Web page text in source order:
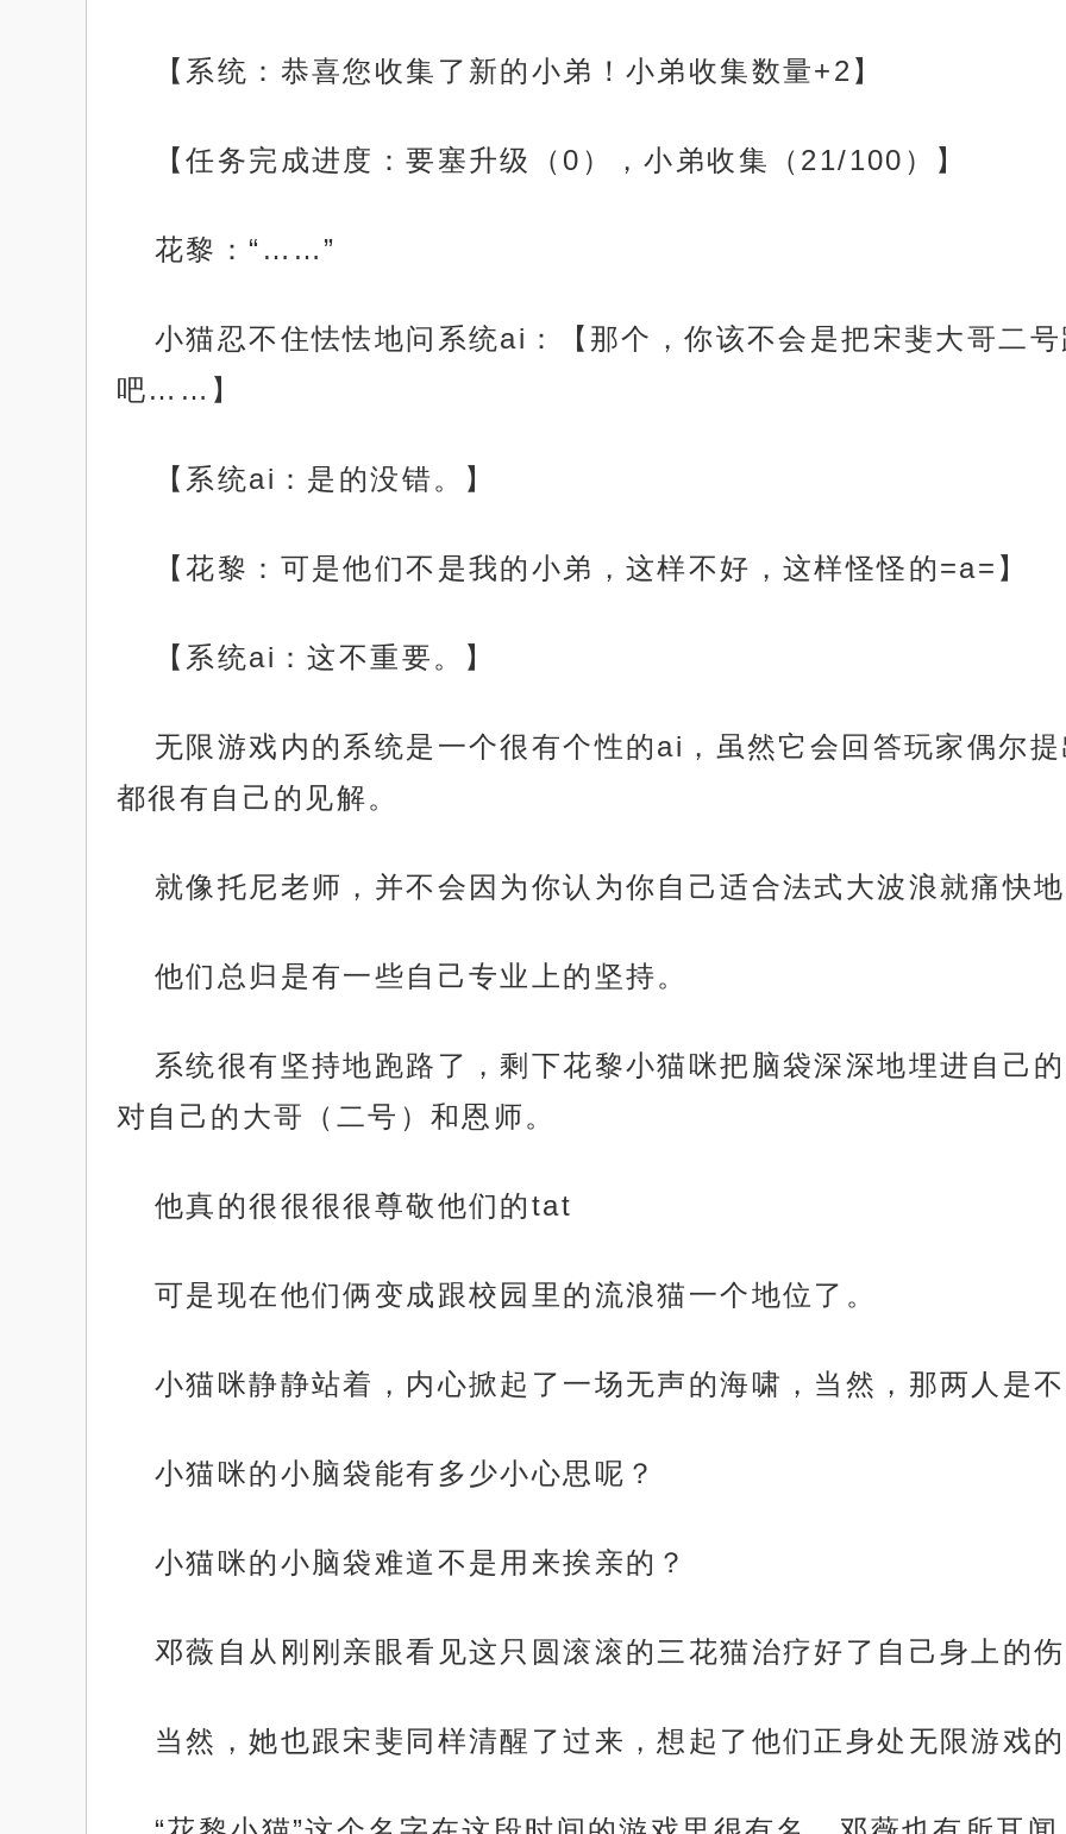
【系统：恭喜您收集了新的小弟！小弟收集数量+2】
【任务完成进度：要塞升级（0），小弟收集（21/100）】
花黎：“……”
小猫忍不住怯怯地问系统ai：【那个，你该不会是把宋斐大哥二
吧……】
【系统ai：是的没错。】
【花黎：可是他们不是我的小弟，这样不好，这样怪怪的=a=】
【系统ai：这不重要。】
无限游戏内的系统是一个很有个性的ai，虽然它会回答玩家偶尔
都很有自己的见解。
就像托尼老师，并不会因为你认为你自己适合法式大波浪就痛快地
他们总归是有一些自己专业上的坚持。
系统很有坚持地跑路了，剩下花黎小猫咪把脑袋深深地埋进自己
对自己的大哥（二号）和恩师。
他真的很很很很尊敬他们的tat
可是现在他们俩变成跟校园里的流浪猫一个地位了。
小猫咪静静站着，内心掀起了一场无声的海啸，当然，那两人是不
小猫咪的小脑袋能有多少小心思呢？
小猫咪的小脑袋难道不是用来挨亲的？
邓薇自从刚刚亲眼看见这只圆滚滚的三花猫治疗好了自己身上的
当然，她也跟宋斐同样清醒了过来，想起了他们正身处无限游戏的